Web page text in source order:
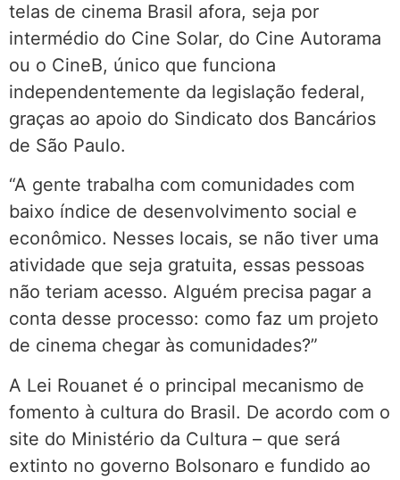
telas de cinema Brasil afora, seja por
intermédio do Cine Solar, do Cine Autorama
ou o CineB, único que funciona
independentemente da legislação federal,
graças ao apoio do Sindicato dos Bancários
de São Paulo.
“A gente trabalha com comunidades com
baixo índice de desenvolvimento social e
econômico. Nesses locais, se não tiver uma
atividade que seja gratuita, essas pessoas
não teriam acesso. Alguém precisa pagar a
conta desse processo: como faz um projeto
de cinema chegar às comunidades?”
A Lei Rouanet é o principal mecanismo de
fomento à cultura do Brasil. De acordo com o
site do Ministério da Cultura – que será
extinto no governo Bolsonaro e fundido ao